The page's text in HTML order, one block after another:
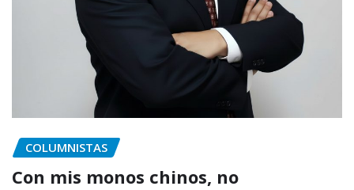
COLUMNISTAS
Con mis monos chinos, no